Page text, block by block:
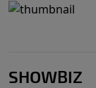
SHOWBIZ